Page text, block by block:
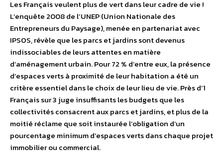
Les Français veulent plus de vert dans leur cadre de vie !
L’enquête 2008 de l’UNEP (Union Nationale des
Entrepreneurs du Paysage), menée en partenariat avec
IPSOS, révèle que les parcs et jardins sont devenus
indissociables de leurs attentes en matière
d’aménagement urbain. Pour 72 % d’entre eux, la présence
d’espaces verts à proximité de leur habitation a été un
critère essentiel dans le choix de leur lieu de vie. Près d’1
Français sur 3 juge insuffisants les budgets que les
collectivités consacrent aux parcs et jardins, et plus de la
moitié réclame que soit instaurée l’obligation d’un
pourcentage minimum d’espaces verts dans chaque projet
immobilier ou commercial.